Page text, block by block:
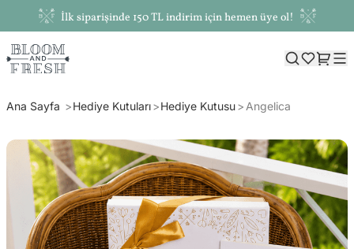
İlk siparişinde 150 TL indirim için hemen üye ol!
Ana Sayfa Hediye Kutuları Hediye Kutusu Angelica